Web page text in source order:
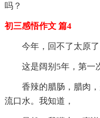
吗？
初三感悟作文 篇4
今年，回不了太原了
这是阔别5年，第一
香辣的腊肠，腊肉
流口水。我知道，